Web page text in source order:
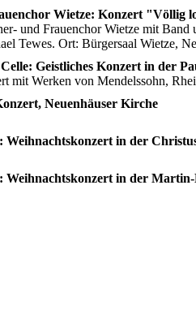
Wietze: Konzert "Völlig
und Frauenchor Wietze mit
Tewes. Ort: Bürgersaal Wietze,
Geistliches Konzert in der
mit Werken von Mendelssohn,
Neuenhäuser Kirche
in der
Weihnachtskonzert in der